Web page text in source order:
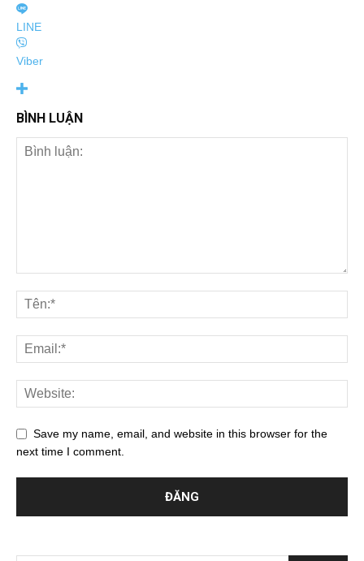
LINE
Viber
BÌNH LUẬN
Save my name, email, and website in this browser for the
next time I comment.